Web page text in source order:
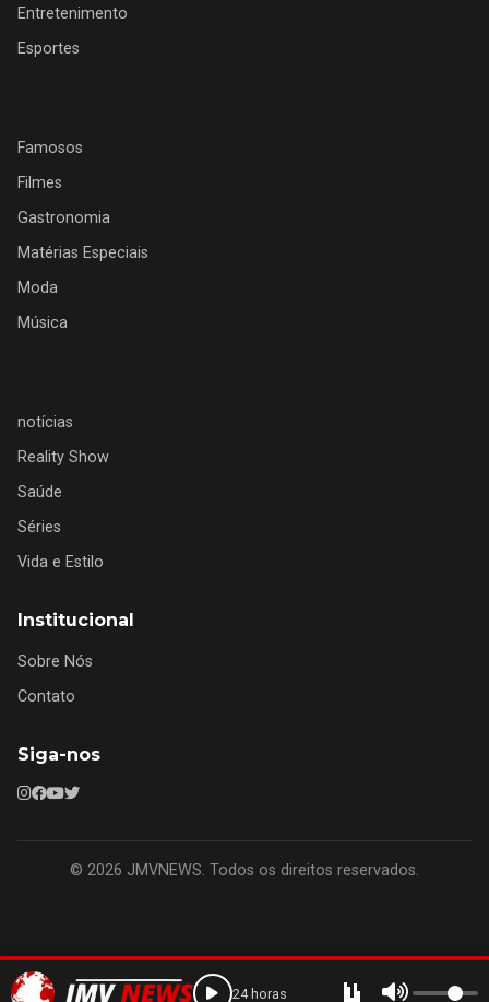
24 horas
Entretenimento
Esportes
Famosos
Filmes
Gastronomia
Matérias Especiais
Moda
Música
notícias
Reality Show
Saúde
Séries
Vida e Estilo
Institucional
Sobre Nós
Contato
Siga-nos
© 2026 JMVNEWS. Todos os direitos reservados.